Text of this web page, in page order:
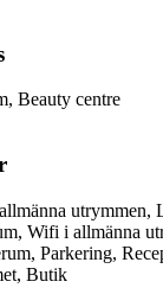
Beauty centre
utrymmen,
Wifi i allmänna
Parkering,
Butik